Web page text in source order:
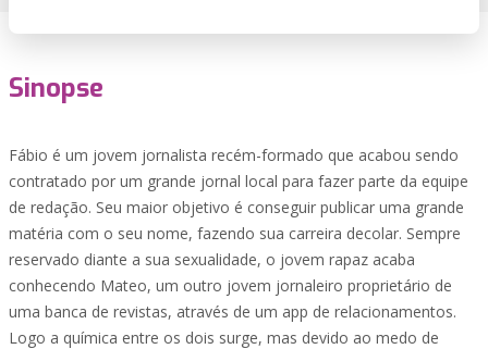
Sinopse
Fábio é um jovem jornalista recém-formado que acabou sendo
contratado por um grande jornal local para fazer parte da equipe
de redação. Seu maior objetivo é conseguir publicar uma grande
matéria com o seu nome, fazendo sua carreira decolar. Sempre
reservado diante a sua sexualidade, o jovem rapaz acaba
conhecendo Mateo, um outro jovem jornaleiro proprietário de
uma banca de revistas, através de um app de relacionamentos.
Logo a química entre os dois surge, mas devido ao medo de